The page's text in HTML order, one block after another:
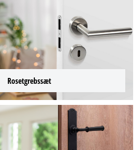
Rosetgrebssæt